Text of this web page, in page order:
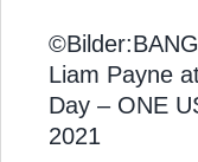
Liam Payne
Day – ONE
2021